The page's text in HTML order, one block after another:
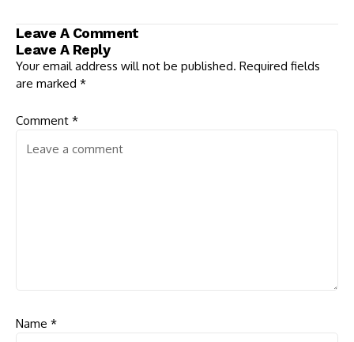
Leave A Comment
Leave A Reply
Your email address will not be published. Required fields
are marked *
Comment *
Name *